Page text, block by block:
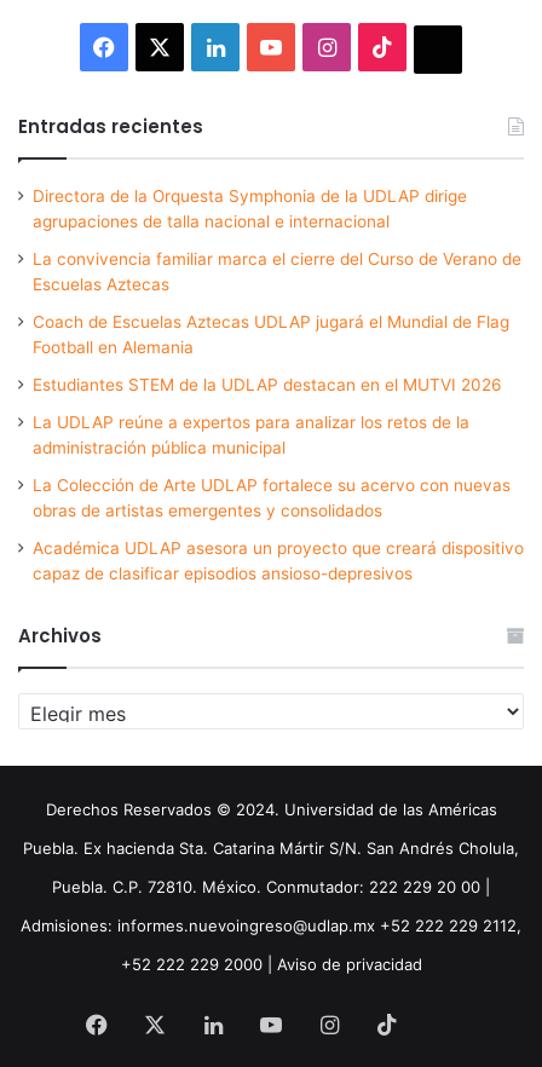
Facebook LinkedInYouTubeInstagram
Entradas recientes
Directora de la Orquesta Symphonia de la UDLAP dirige
agrupaciones de talla nacional e internacional
La convivencia familiar marca el cierre del Curso de Verano de
Escuelas Aztecas
Coach de Escuelas Aztecas UDLAP jugará el Mundial de Flag
Football en Alemania
Estudiantes STEM de la UDLAP destacan en el MUTVI 2026
La UDLAP reúne a expertos para analizar los retos de la
administración pública municipal
La Colección de Arte UDLAP fortalece su acervo con nuevas
obras de artistas emergentes y consolidados
Académica UDLAP asesora un proyecto que creará dispositivo
capaz de clasificar episodios ansioso-depresivos
Archivos
Archivos
Derechos Reservados © 2024. Universidad de las Américas
Puebla. Ex hacienda Sta. Catarina Mártir S/N. San Andrés Cholula,
Puebla. C.P. 72810. México. Conmutador: 222 229 20 00 |
Admisiones: informes.nuevoingreso@udlap.mx +52 222 229 2112,
+52 222 229 2000 | Aviso de privacidad
Facebook LinkedInYouTubeInstagram